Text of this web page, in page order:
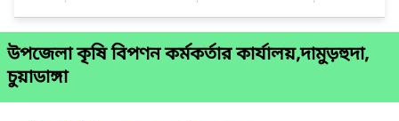
উপজেলা কৃষি বিপণন কর্মকর্তার কার্যালয়,দামুড়হুদা,
চুয়াডাঙ্গা